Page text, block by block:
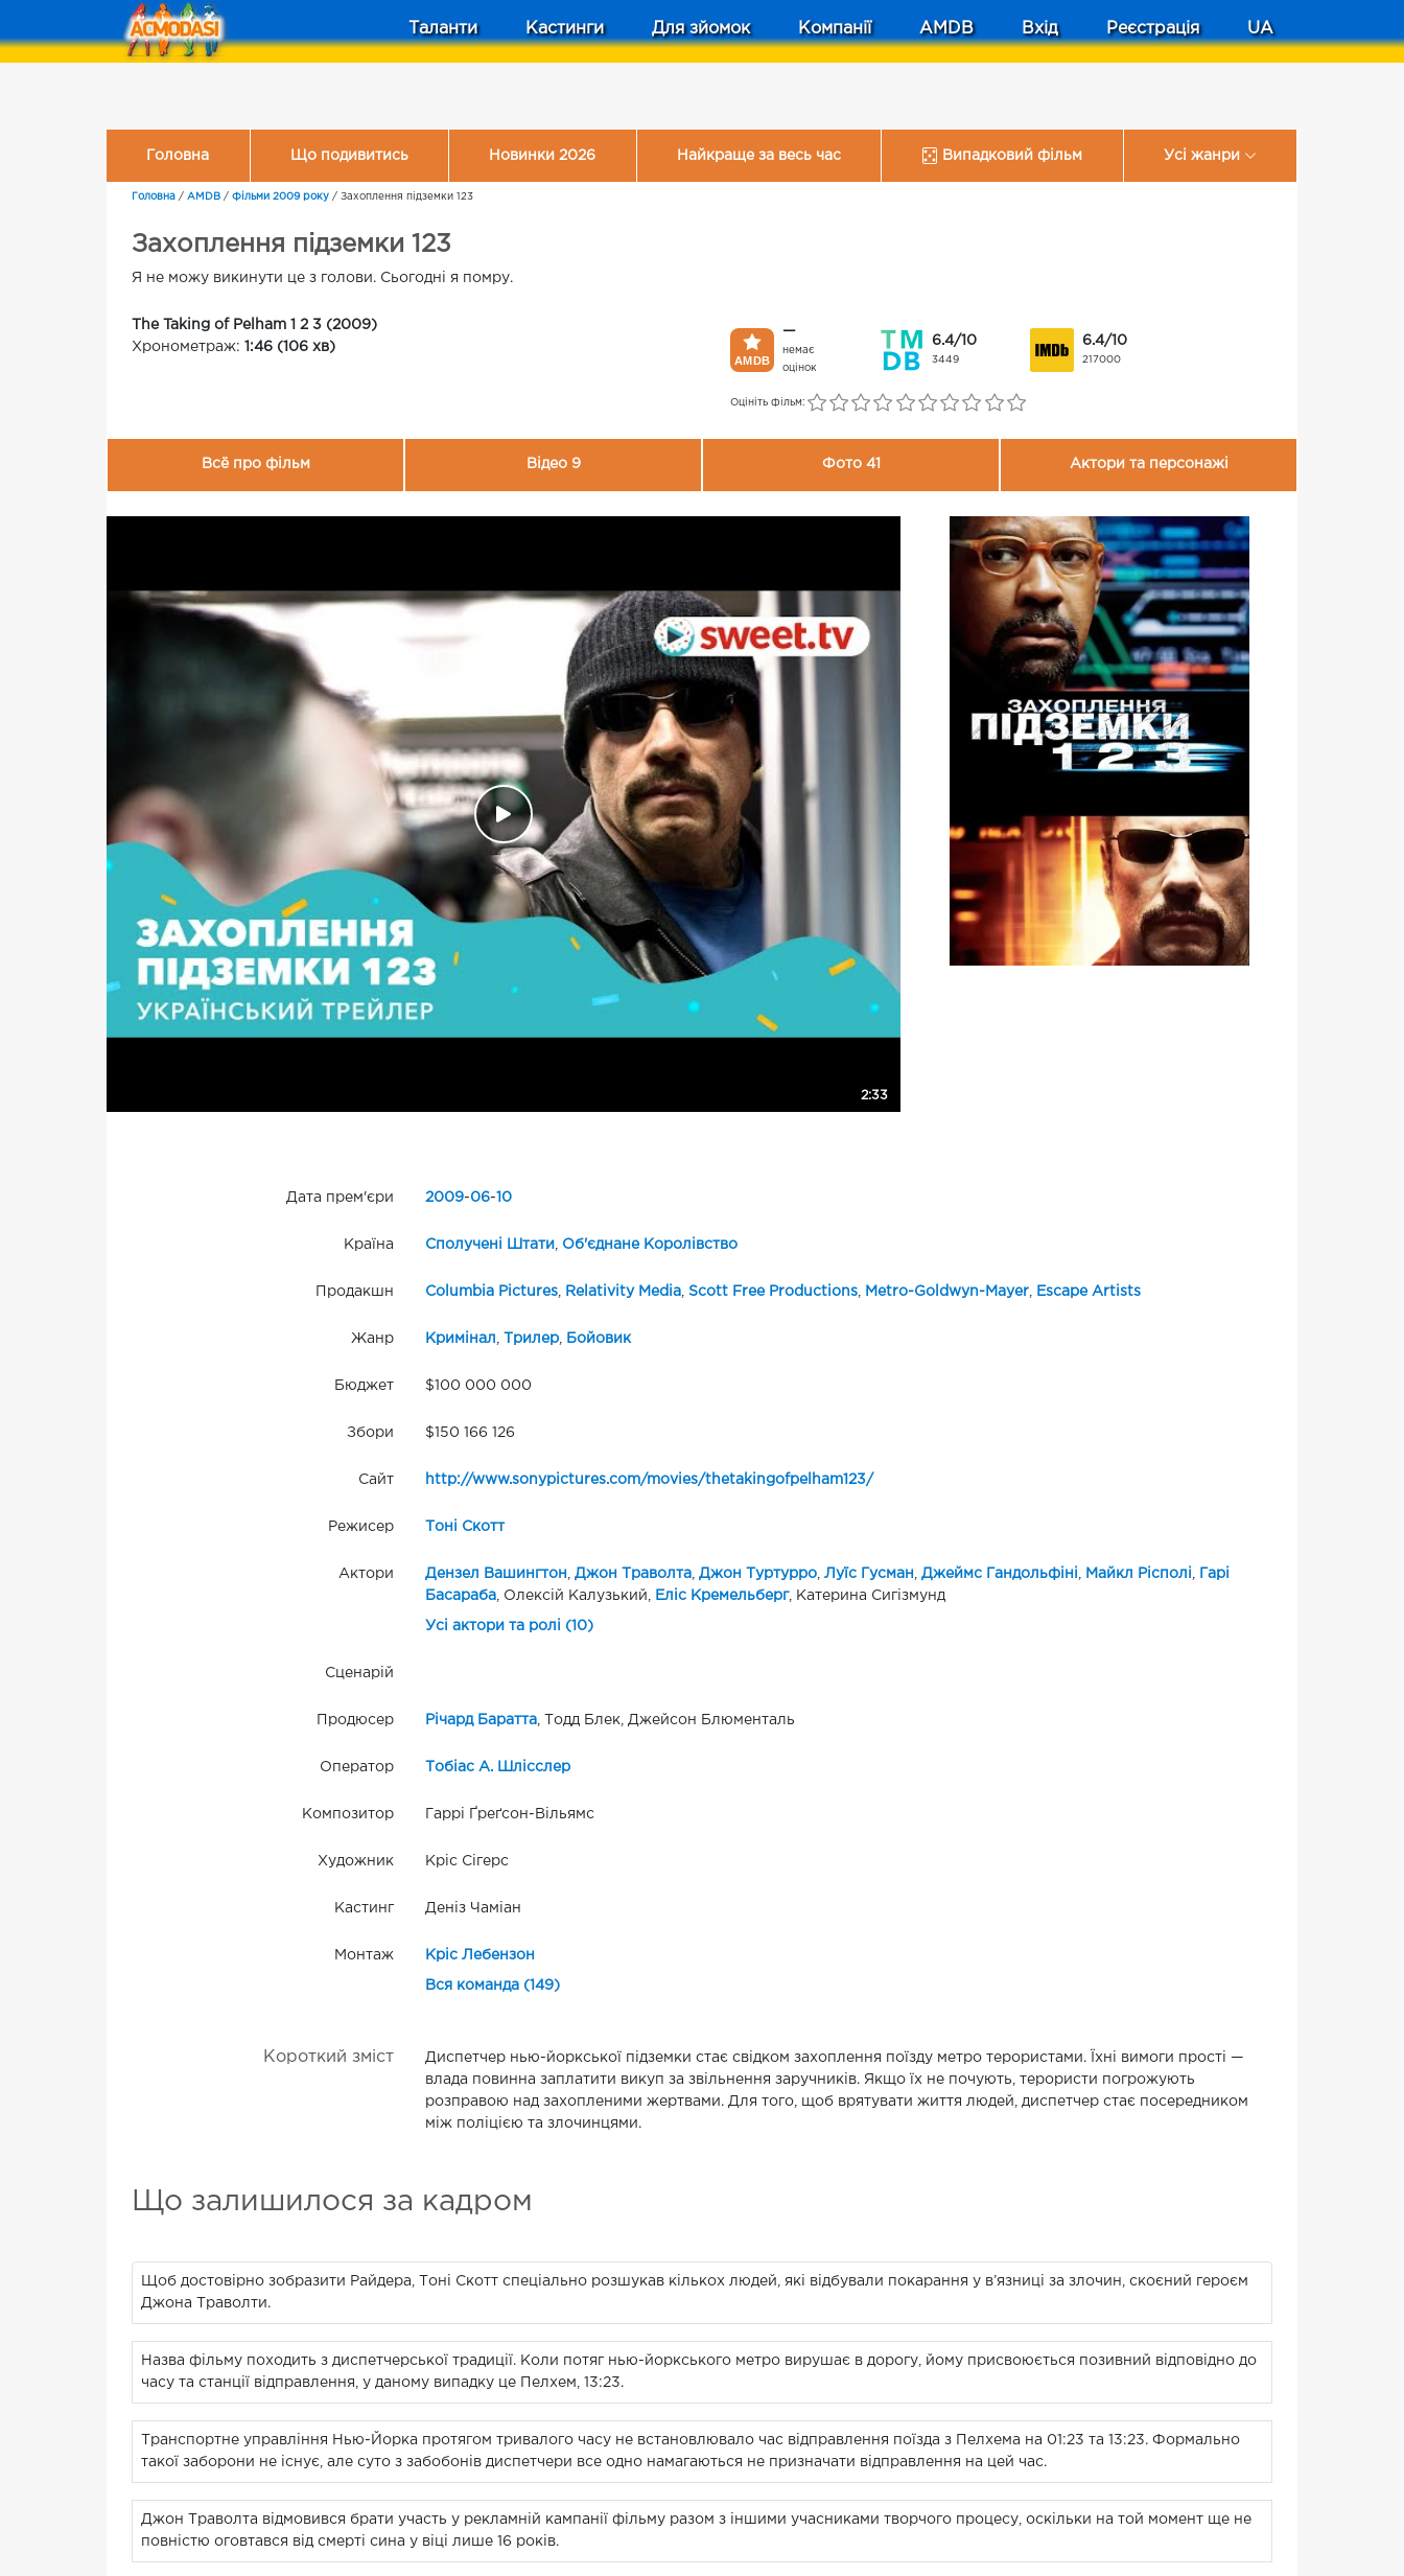
Таланти Кастинги Для зйомок Компанії AMDB Вхід Реєстрація UA
Головна Що подивитись Новинки 2026 Найкраще за весь час Випадковий фільм Усі жанри
Головна / AMDB / Фільми 2009 року / Захоплення підземки 123
Захоплення підземки 123
Я не можу викинути це з голови. Сьогодні я помру.
The Taking of Pelham 1 2 3 (2009)
Хронометраж: 1:46 (106 хв)
—
немає
оцінок
6.4/10
3449
6.4/10
217000
Оцініть фільм:
Всё про фільм Відео 9 Фото 41 Актори та персонажі
2:33
Дата прем'єри 2009-06-10
Країна Сполучені Штати Об'єднане Королівство
Продакшн Columbia Pictures, Relativity Media, Scott Free Productions, Metro-Goldwyn-Mayer, Escape Artists
Жанр Кримінал Трилер, Бойовик
Бюджет $100 000 000
Збори $150 166 126
Сайт http://www.sonypictures.com/movies/thetakingofpelham123/
Режисер Тоні Скотт
Актори Дензел Вашингтон Джон Траволта, Джон Туртурро, Луїс Гусман Джеймс Гандольфіні Майкл Рісполі
Гарі
Басараба, Олексій Калузький, Еліс Кремельберг, Катерина Сигізмунд
Усі актори та ролі (10)
Сценарій
Продюсер Річард Баратта, Тодд Блек, Джейсон Блюменталь
Оператор Тобіас А. Шлісслер
Композитор Гаррі Ґреґсон-Вільямс
Художник Кріс Сігерс
Кастинг Деніз Чаміан
Монтаж Кріс Лебензон
Вся команда (149)
Короткий зміст
Диспетчер нью-йоркської підземки стає свідком захоплення поїзду метро терористами. Їхні вимоги прості —
влада повинна заплатити викуп за звільнення заручників. Якщо їх не почують, терористи погрожують
розправою над захопленими жертвами. Для того, щоб врятувати життя людей, диспетчер стає посередником
між поліцією та злочинцями.
Що залишилося за кадром
Щоб достовірно зобразити Райдера, Тоні Скотт спеціально розшукав кількох людей, які відбували покарання у в’язниці за злочин, скоєний героєм
Джона Траволти.
Назва фільму походить з диспетчерської традиції. Коли потяг нью-йоркського метро вирушає в дорогу, йому присвоюється позивний відповідно до
часу та станції відправлення, у даному випадку це Пелхем, 13:23.
Транспортне управління Нью-Йорка протягом тривалого часу не встановлювало час відправлення поїзда з Пелхема на 01:23 та 13:23. Формально
такої заборони не існує, але суто з забобонів диспетчери все одно намагаються не призначати відправлення на цей час.
Джон Траволта відмовився брати участь у рекламній кампанії фільму разом з іншими учасниками творчого процесу, оскільки на той момент ще не
повністю оговтався від смерті сина у віці лише 16 років.